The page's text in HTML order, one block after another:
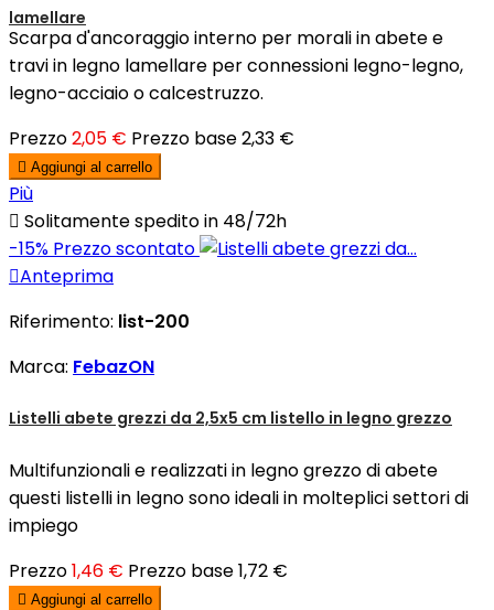
lamellare
Scarpa d'ancoraggio interno per morali in abete e
travi in legno lamellare per connessioni legno-legno,
legno-acciaio o calcestruzzo.
Prezzo2,05 € Prezzo base2,33 €
 Aggiungi al carrello
Più
 Solitamente spedito in 48/72h
-15% Prezzo scontato
Anteprima
Riferimento: list-200
Marca: FebazON
Listelli abete grezzi da 2,5x5 cm listello in legno grezzo
Multifunzionali e realizzati in legno grezzo di abete
questi listelli in legno sono ideali in molteplici settori di
impiego
Prezzo1,46 € Prezzo base1,72 €
 Aggiungi al carrello